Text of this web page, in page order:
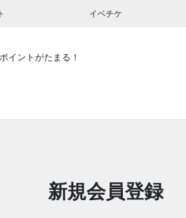
イベチケ
イントがたまる！
新規会員登録